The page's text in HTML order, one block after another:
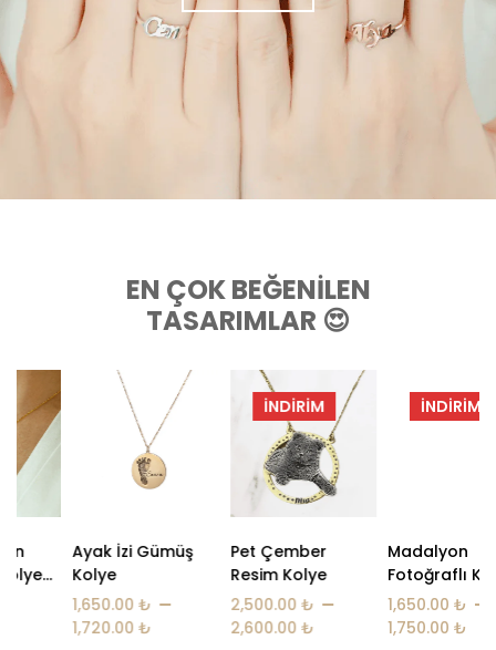
EN ÇOK BEĞENILEN
TASARIMLAR 😍
Ayak İzi Gümüş
Kolye
1,650.00₺ –
1,720.00₺
İNDIRIM
Pet Çember
Resim Kolye
2,500.00₺ –
2,600.00₺
İNDIRIM
Madalyon
Fotoğraflı Kolye
1,650.00₺ –
1,750.00₺